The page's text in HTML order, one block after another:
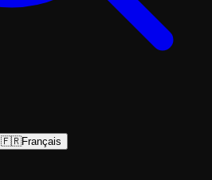
🇫🇷Français